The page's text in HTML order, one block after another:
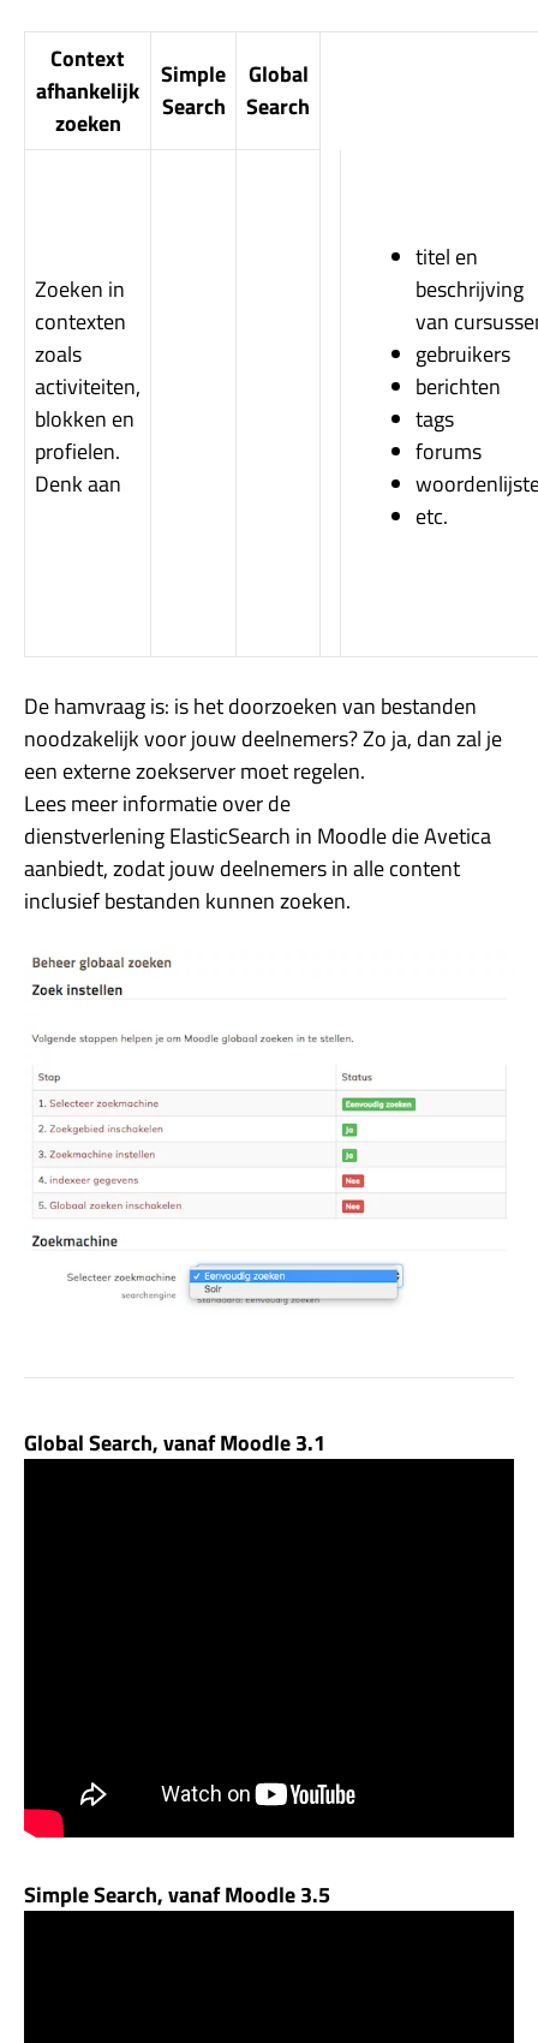
Context
afhankelijk
zoeken
Simple
Search
Global
Search
Zoeken in
contexten
zoals
activiteiten,
blokken en
profielen.
Denk aan
titel en
beschrijving
van
gebruikers
berichten
tags
forums
etc.
De hamvraag is: is het doorzoeken van bestanden
noodzakelijk voor jouw deelnemers? Zo ja, dan zal je
een externe zoekserver moet regelen.
Lees meer informatie over de
dienstverlening ElasticSearch in Moodle die Avetica
aanbiedt, zodat jouw deelnemers in alle content
inclusief bestanden kunnen zoeken.
Global Search, vanaf Moodle 3.1
Simple Search, vanaf Moodle 3.5